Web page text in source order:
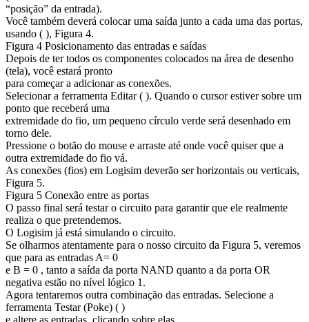
“posição” da entrada).
Você também deverá colocar uma saída junto a cada uma das portas,
usando ( ), Figura 4.
Figura 4 Posicionamento das entradas e saídas
Depois de ter todos os componentes colocados na área de desenho
(tela), você estará pronto
para começar a adicionar as conexões.
Selecionar a ferramenta Editar ( ). Quando o cursor estiver sobre um
ponto que receberá uma
extremidade do fio, um pequeno círculo verde será desenhado em
torno dele.
Pressione o botão do mouse e arraste até onde você quiser que a
outra extremidade do fio vá.
As conexões (fios) em Logisim deverão ser horizontais ou verticais,
Figura 5.
Figura 5 Conexão entre as portas
O passo final será testar o circuito para garantir que ele realmente
realiza o que pretendemos.
O Logisim já está simulando o circuito.
Se olharmos atentamente para o nosso circuito da Figura 5, veremos
que para as entradas A= 0
e B = 0 , tanto a saída da porta NAND quanto a da porta OR
negativa estão no nível lógico 1.
Agora tentaremos outra combinação das entradas. Selecione a
ferramenta Testar (Poke) ( )
e altere as entradas, clicando sobre elas.